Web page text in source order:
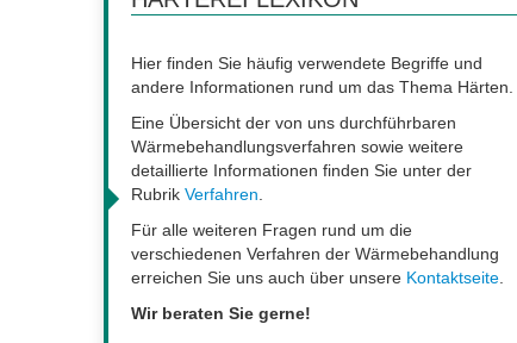
Hier finden Sie häufig verwendete Begriffe und
andere Informationen rund um das Thema Härten.
Eine Übersicht der von uns durchführbaren
Wärmebehandlungsverfahren sowie weitere
detaillierte Informationen finden Sie unter der
Rubrik Verfahren
Für alle weiteren Fragen rund um die
verschiedenen Verfahren der Wärmebehandlung
erreichen Sie uns auch über unsere Kontaktseite
Wir beraten Sie gerne!